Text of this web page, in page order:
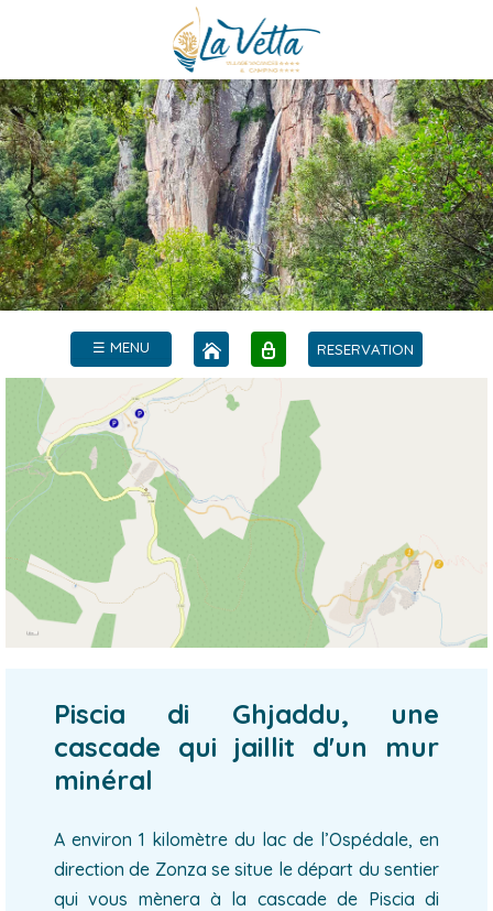
☰ MENU RESERVATION
Piscia di Ghjaddu, une
cascade qui jaillit d'un mur
minéral
A environ 1 kilomètre du lac de l’Ospédale, en
direction de Zonza se situe le départ du sentier
qui vous mènera à la cascade de Piscia di